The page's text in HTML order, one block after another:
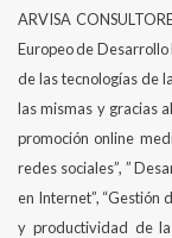
ARVISA
Europeo de Desarrollo
de las tecnologías de
las mismas y gracias
promoción online
redes sociales”, ”
en Internet”, “Gestión
y productividad de